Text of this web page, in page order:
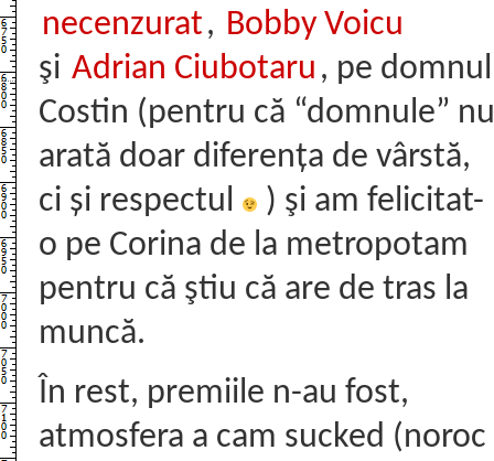
necenzurat, Bobby Voicu
şi Adrian Ciubotaru , pe domnul
Costin (pentru că “domnule” nu
arată doar diferența de vârstă,
ci și respectul
) şi am felicitat-
o pe Corina de la metropotam
pentru că ştiu că are de tras la
muncă.
În rest, premiile n-au fost,
atmosfera a cam sucked (noroc